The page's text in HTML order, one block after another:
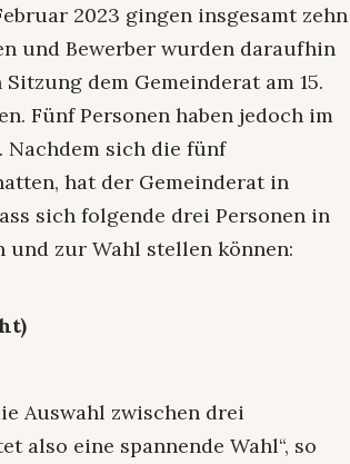
2023 gingen insgesamt zehn
und Bewerber wurden daraufhin
dem Gemeinderat am 15.
Fünf Personen haben jedoch im
Nachdem sich die fünf
hat der Gemeinderat in
sich folgende drei Personen in
zur Wahl stellen können:
Auswahl zwischen drei
also eine spannende Wahl“, so